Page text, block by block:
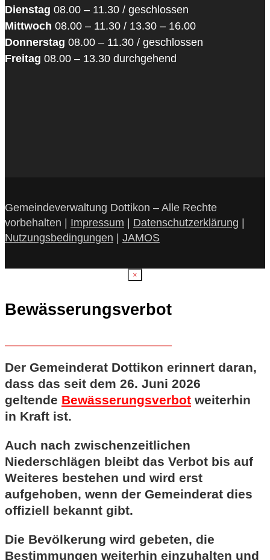
Dienstag 08.00 – 11.30 / geschlossen
Mittwoch 08.00 – 11.30 / 13.30 – 16.00
Donnerstag 08.00 – 11.30 / geschlossen
Freitag 08.00 – 13.30 durchgehend
Gemeindeverwaltung Dottikon – Alle Rechte
vorbehalten | Impressum | Datenschutzerklärung |
Nutzungsbedingungen | JAMOS
×
Bewässerungsverbot
Der Gemeinderat Dottikon erinnert daran,
dass das seit dem 26. Juni 2026
geltende Bewässerungsverbot weiterhin
in Kraft ist.
Auch nach zwischenzeitlichen
Niederschlägen bleibt das Verbot bis auf
Weiteres bestehen und wird erst
aufgehoben, wenn der Gemeinderat dies
offiziell bekannt gibt.
Die Bevölkerung wird gebeten, die
Bestimmungen weiterhin einzuhalten und